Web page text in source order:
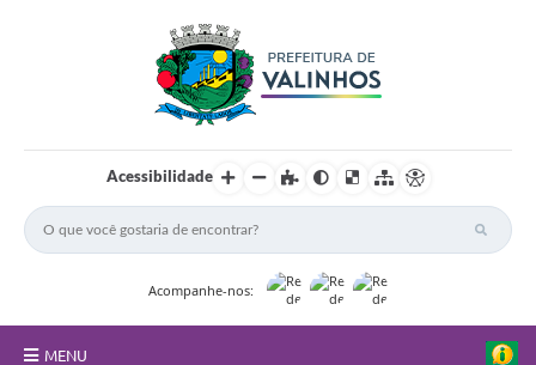
Acessibilidade
Acompanhe-nos:
MENU